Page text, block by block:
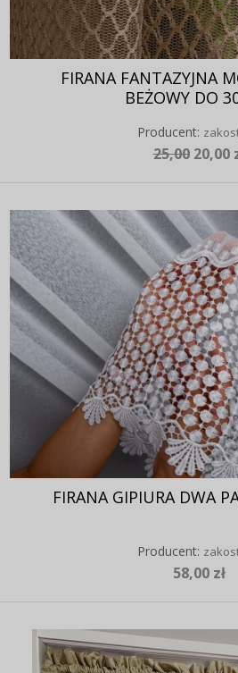
FIRANA FANTAZYJNA
BEŻOWY DO
Producent:
25,00 20,00
FIRANA GIPIURA DWA
Producent:
58,00 zł